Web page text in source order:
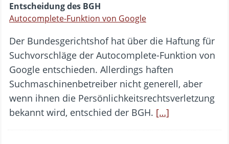
Entscheidung des BGH
Autocomplete-Funktion von Google
Der Bundesgerichtshof hat über die Haftung für
Suchvorschläge der Autocomplete-Funktion von
Google entschieden. Allerdings haften
Suchmaschinenbetreiber nicht generell, aber
wenn ihnen die Persönlichkeitsrechtsverletzung
bekannt wird, entschied der BGH. […]